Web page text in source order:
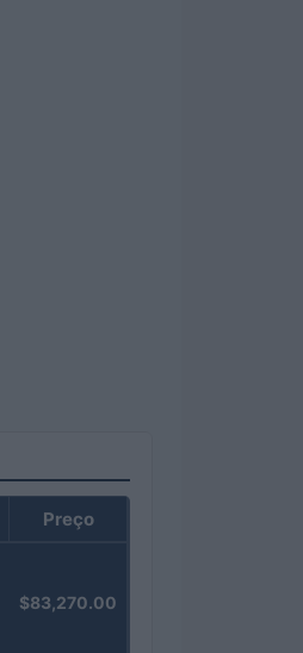
Preço
$83,270.00